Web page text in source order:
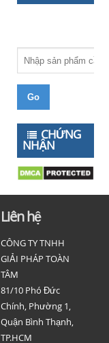
CHỨNG
NHẬN
Liên hệ
CÔNG TY TNHH
GIẢI PHÁP TOÀN
TÂM
81/10 Phó Đức
Chính, Phường 1,
Quận Bình Thạnh,
TP.HCM